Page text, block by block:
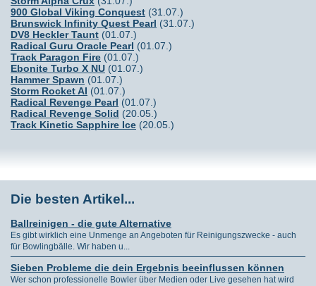
900 Global Viking Conquest (31.07.)
Brunswick Infinity Quest Pearl (31.07.)
DV8 Heckler Taunt (01.07.)
Radical Guru Oracle Pearl (01.07.)
Track Paragon Fire (01.07.)
Ebonite Turbo X NU (01.07.)
Hammer Spawn (01.07.)
Storm Rocket AI (01.07.)
Radical Revenge Pearl (01.07.)
Radical Revenge Solid (20.05.)
Track Kinetic Sapphire Ice (20.05.)
Die besten Artikel...
Ballreinigen - die gute Alternative
Es gibt wirklich eine Unmenge an Angeboten für Reinigungszwecke - auch
für Bowlingbälle. Wir haben u...
Sieben Probleme die dein Ergebnis beeinflussen können
Wer schon professionelle Bowler über Medien oder Live gesehen hat wird